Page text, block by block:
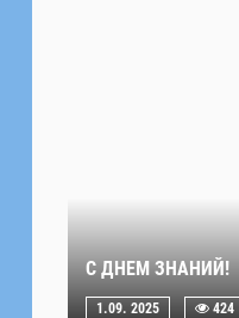
С ДНЕМ ЗНАНИЙ!
1.09. 2025 424